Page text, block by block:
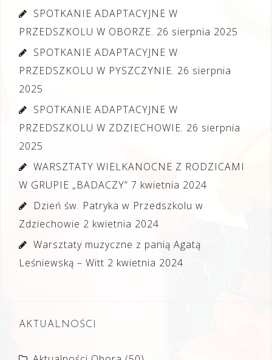
SPOTKANIE ADAPTACYJNE W
PRZEDSZKOLU W OBORZE. 26 sierpnia 2025
SPOTKANIE ADAPTACYJNE W
PRZEDSZKOLU W PYSZCZYNIE. 26 sierpnia
2025
SPOTKANIE ADAPTACYJNE W
PRZEDSZKOLU W ZDZIECHOWIE. 26 sierpnia
2025
WARSZTATY WIELKANOCNE Z RODZICAMI
W GRUPIE „BADACZY” 7 kwietnia 2024
Dzień św. Patryka w Przedszkolu w
Zdziechowie 2 kwietnia 2024
Warsztaty muzyczne z panią Agatą
Leśniewską – Witt 2 kwietnia 2024
AKTUALNOŚCI